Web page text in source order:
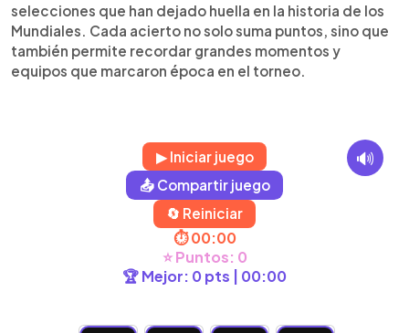
selecciones que han dejado huella en la historia de los
Mundiales. Cada acierto no solo suma puntos, sino que
también permite recordar grandes momentos y
equipos que marcaron época en el torneo.
▶ Iniciar juego
📤 Compartir juego
🔄 Reiniciar
⏱️ 00:00
⭐ Puntos: 0
🏆 Mejor: 0 pts | 00:00
🔊